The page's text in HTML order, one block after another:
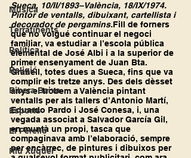
Música
Terratinents
Política
Religió
Ribera Baixa
Esports
El Perelló
Riu Xúquer
Sueca. 10/II/1893–València, 18/IX/1974.
Pintor de ventalls, dibuixant, cartellista i
decorador de pergamins.Fill de forners
que no volgué continuar el negoci
familiar, va estudiar a l’escola pública
elemental de José Albi i a la superior de
primer ensenyament de Juan Bta.
Granell, totes dues a Sueca, fins que va
complir els tretze anys. Des dels dèsset
anys el trobem a València pintant
ventalls per als tallers d’Antonio Martí,
Eduardo Pardo i José Conesa, i, una
vegada associat a Salvador García Gil,
en muntà un propi, tasca que
compaginava amb l’elaboració, sempre
per encàrrec, de pintures i dibuixos per